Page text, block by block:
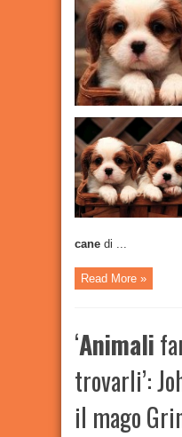
cane di ...
Read More »
‘Animali
trovarli’:
il mago